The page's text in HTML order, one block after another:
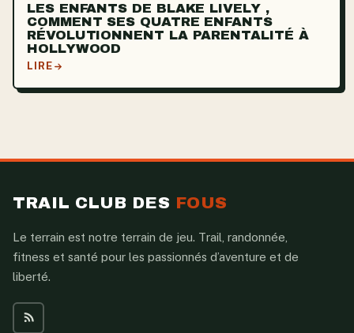
LES ENFANTS DE BLAKE LIVELY ,
COMMENT SES QUATRE ENFANTS
RÉVOLUTIONNENT LA PARENTALITÉ À
HOLLYWOOD
LIRE
TRAIL CLUB DES FOUS
Le terrain est notre terrain de jeu. Trail, randonnée,
fitness et santé pour les passionnés d’aventure et de
liberté.